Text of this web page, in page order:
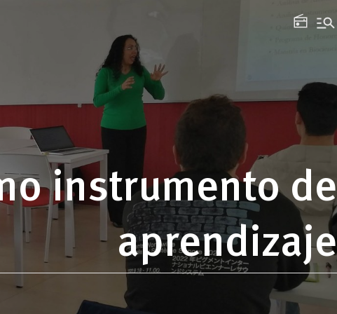
radio manage_search
instrumento de
aprendizaje